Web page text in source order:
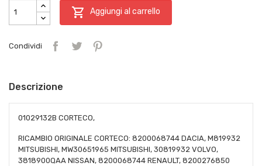
 Aggiungi al carrello
Condividi
Descrizione
01029132B CORTECO,
RICAMBIO ORIGINALE CORTECO: 8200068744 DACIA, M819932
MITSUBISHI, MW30651965 MITSUBISHI, 30819932 VOLVO,
3818900QAA NISSAN, 8200068744 RENAULT, 8200276850